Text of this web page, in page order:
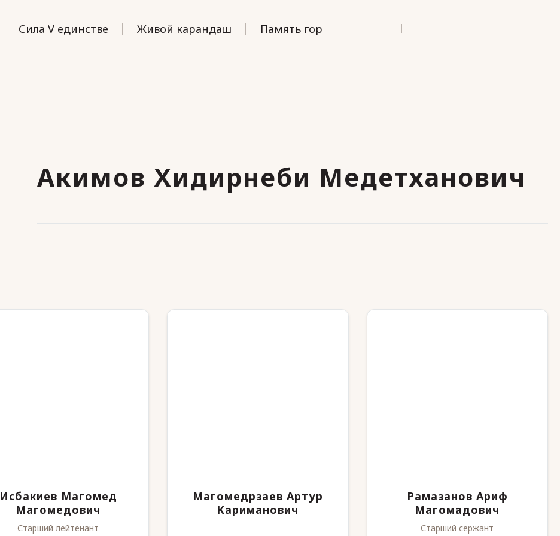
Сила V единстве Живой карандаш Память гор
Акимов Хидирнеби Медетханович
Исбакиев Магомед
Магомедович
Старший лейтенант
Магомедрзаев Артур
Кариманович
Рамазанов Ариф
Магомадович
Старший сержант